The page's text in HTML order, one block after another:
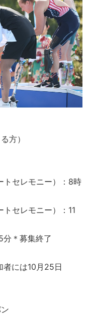
方）
セレモニー）：8時
セレモニー）：11
分＊募集終了
者には10月25日